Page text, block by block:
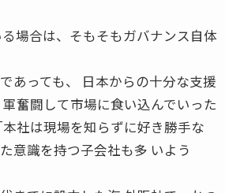
場合は、そもそもガバナンス自体
あっても、 日本からの十分な支援
奮闘して市場に食い込んでいった
社は現場を知らずに好き勝手な
意識を持つ子会社も多 いよう